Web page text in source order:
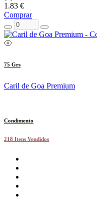
1.83 €
Comprar
75 Grs
Caril de Goa Premium
Condimento
218 Itens Vendidos